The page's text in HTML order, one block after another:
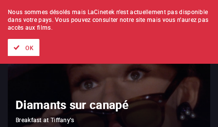
À L'UNITÉ ABONNEMENT
Diamants sur canapé
Breakfast at Tiffany's
Nous sommes désolés mais LaCinetek n'est actuellement pas disponible
dans votre pays. Vous pouvez consulter notre site mais vous n'aurez pas
accès aux films.
OK